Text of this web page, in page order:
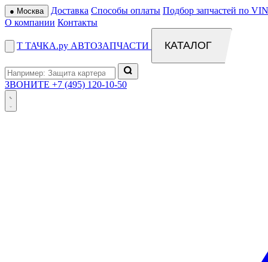
● Москва Доставка Способы оплаты Подбор запчастей по
О компании Контакты
Т ТАЧКА.ру АВТОЗАПЧАСТИ КАТАЛОГ
ЗВОНИТЕ +7 (495) 120-10-50